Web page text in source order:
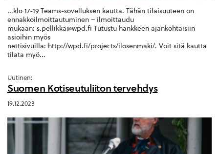
...klo 17-19 Teams-sovelluksen kautta. Tähän tilaisuuteen on
ennakkoilmoittautuminen – ilmoittaudu
mukaan: s.pellikka@wpd.fi Tutustu hankkeen ajankohtaisiin
asioihin myös
nettisivuilla: http://wpd.fi/projects/ilosenmaki/. Voit sitä kautta
tilata myö...
Uutinen:
Suomen Kotiseutuliiton tervehdys
19.12.2023